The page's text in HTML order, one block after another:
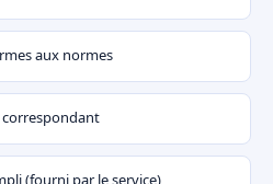
aux normes
(fourni par le service)